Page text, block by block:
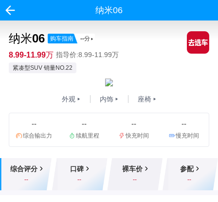
纳米06
纳米06 购车指南 --分
8.99-11.99万 指导价:8.99-11.99万
紧凑型SUV 销量NO.22
外观 内饰 座椅
--
综合输出力
--
续航里程
--
快充时间
--
慢充时间
综合评分
--
口碑
--
裸车价
--
参配
--